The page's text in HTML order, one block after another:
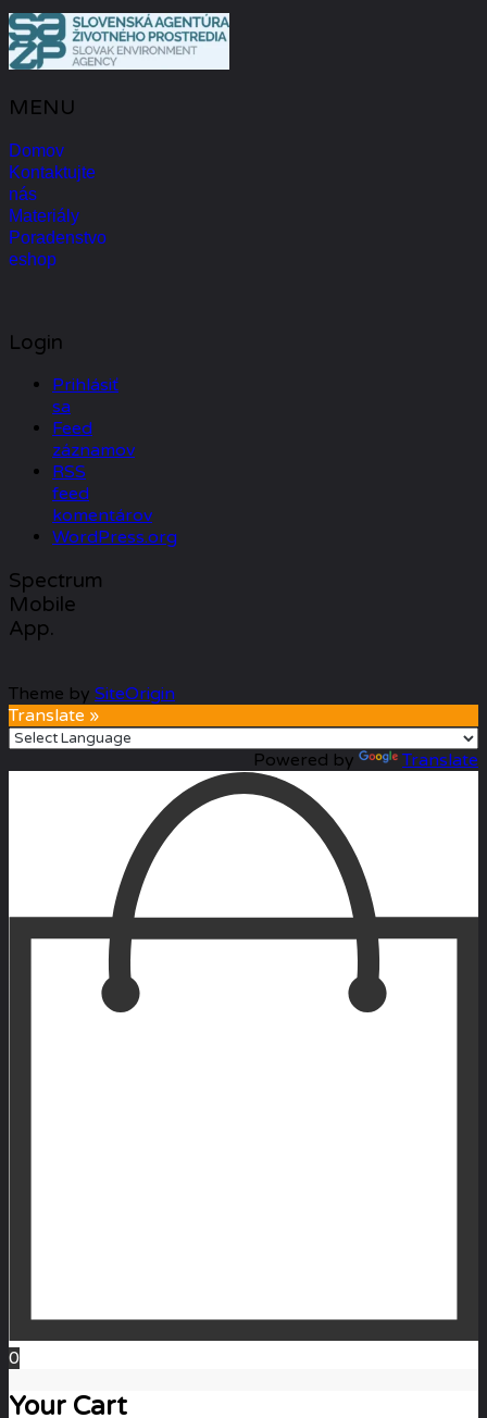
MENU
Domov
Kontaktujte
nás
Materiály
Poradenstvo
eshop
Login
Prihlásiť
sa
Feed
záznamov
RSS
feed
komentárov
WordPress.org
Spectrum
Mobile
App.
Theme by SiteOrigin
Translate »
Powered by Translate
0
Your Cart